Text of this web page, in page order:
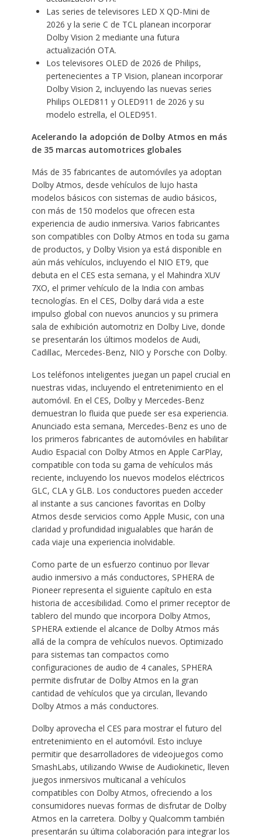
Las series de televisores LED X QD-Mini de
2026 y la serie C de TCL planean incorporar
Dolby Vision 2 mediante una futura
actualización OTA.
Los televisores OLED de 2026 de Philips,
pertenecientes a TP Vision, planean incorporar
Dolby Vision 2, incluyendo las nuevas series
Philips OLED811 y OLED911 de 2026 y su
modelo estrella, el OLED951.
Acelerando la adopción de Dolby Atmos en más
de 35 marcas automotrices globales
Más de 35 fabricantes de automóviles ya adoptan
Dolby Atmos, desde vehículos de lujo hasta
modelos básicos con sistemas de audio básicos,
con más de 150 modelos que ofrecen esta
experiencia de audio inmersiva. Varios fabricantes
son compatibles con Dolby Atmos en toda su gama
de productos, y Dolby Vision ya está disponible en
aún más vehículos, incluyendo el NIO ET9, que
debuta en el CES esta semana, y el Mahindra XUV
7XO, el primer vehículo de la India con ambas
tecnologías. En el CES, Dolby dará vida a este
impulso global con nuevos anuncios y su primera
sala de exhibición automotriz en Dolby Live, donde
se presentarán los últimos modelos de Audi,
Cadillac, Mercedes-Benz, NIO y Porsche con Dolby.
Los teléfonos inteligentes juegan un papel crucial en
nuestras vidas, incluyendo el entretenimiento en el
automóvil. En el CES, Dolby y Mercedes-Benz
demuestran lo fluida que puede ser esa experiencia.
Anunciado esta semana, Mercedes-Benz es uno de
los primeros fabricantes de automóviles en habilitar
Audio Espacial con Dolby Atmos en Apple CarPlay,
compatible con toda su gama de vehículos más
reciente, incluyendo los nuevos modelos eléctricos
GLC, CLA y GLB. Los conductores pueden acceder
al instante a sus canciones favoritas en Dolby
Atmos desde servicios como Apple Music, con una
claridad y profundidad inigualables que harán de
cada viaje una experiencia inolvidable.
Como parte de un esfuerzo continuo por llevar
audio inmersivo a más conductores, SPHERA de
Pioneer representa el siguiente capítulo en esta
historia de accesibilidad. Como el primer receptor de
tablero del mundo que incorpora Dolby Atmos,
SPHERA extiende el alcance de Dolby Atmos más
allá de la compra de vehículos nuevos. Optimizado
para sistemas tan compactos como
configuraciones de audio de 4 canales, SPHERA
permite disfrutar de Dolby Atmos en la gran
cantidad de vehículos que ya circulan, llevando
Dolby Atmos a más conductores.
Dolby aprovecha el CES para mostrar el futuro del
entretenimiento en el automóvil. Esto incluye
permitir que desarrolladores de videojuegos como
SmashLabs, utilizando Wwise de Audiokinetic, lleven
juegos inmersivos multicanal a vehículos
compatibles con Dolby Atmos, ofreciendo a los
consumidores nuevas formas de disfrutar de Dolby
Atmos en la carretera. Dolby y Qualcomm también
presentarán su última colaboración para integrar los